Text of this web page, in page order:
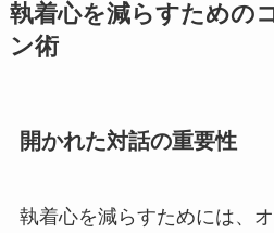
執着心を減らすための
ン術
開かれた対話の重要性
執着心を減らすためには、